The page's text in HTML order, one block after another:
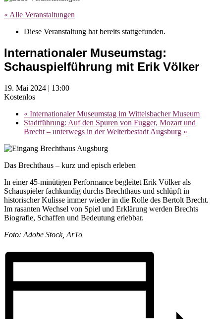
« Alle Veranstaltungen
Diese Veranstaltung hat bereits stattgefunden.
Internationaler Museumstag:
Schauspielführung mit Erik Völker
19. Mai 2024 | 13:00
Kostenlos
« Internationaler Museumstag im Wittelsbacher Museum
Stadtführung: Auf den Spuren von Fugger, Mozart und
Brecht – unterwegs in der Welterbestadt Augsburg »
Das Brechthaus – kurz und episch erleben
In einer 45-minütigen Performance begleitet Erik Völker als
Schauspieler fachkundig durchs Brechthaus und schlüpft in
historischer Kulisse immer wieder in die Rolle des Bertolt Brecht.
Im rasanten Wechsel von Spiel und Erklärung werden Brechts
Biografie, Schaffen und Bedeutung erlebbar.
Foto: Adobe Stock, ArTo